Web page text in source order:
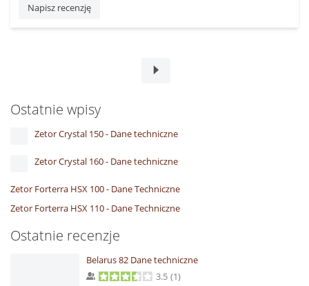
Napisz recenzję
Ostatnie wpisy
Zetor Crystal 150 - Dane techniczne
Zetor Crystal 160 - Dane techniczne
Zetor Forterra HSX 100 - Dane Techniczne
Zetor Forterra HSX 110 - Dane Techniczne
Ostatnie recenzje
Belarus 82 Dane techniczne
3.5 (1)